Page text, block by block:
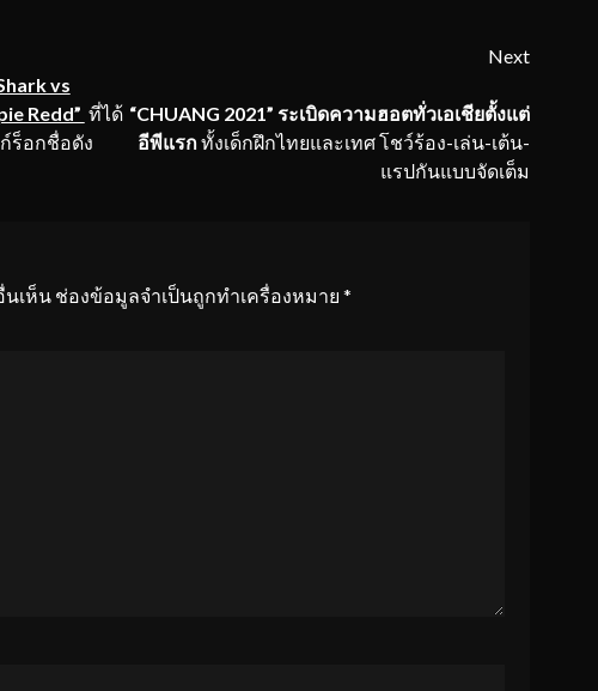
vs
Redd” ที่ได้
ก์ร็อกชื่อดัง
Next
“CHUANG 2021” ระเบิดความฮอตทั่วเอเชียตั้งแต่
อีพีแรกทั้งเด็กฝึกไทยและเทศ โชว์ร้อง-เล่น-เต้น-
แรปกันแบบจัดเต็ม
เห็น ช่องข้อมูลจำเป็นถูกทำเครื่องหมาย *